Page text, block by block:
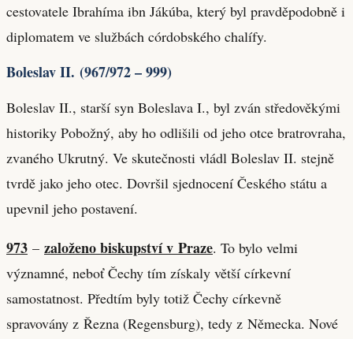
cestovatele Ibrahíma ibn Jákúba, který byl pravděpodobně i
diplomatem ve službách córdobského chalífy.
Boleslav II. (967/972 – 999)
Boleslav II., starší syn Boleslava I., byl zván středověkými
historiky Pobožný, aby ho odlišili od jeho otce bratrovraha,
zvaného Ukrutný. Ve skutečnosti vládl Boleslav II. stejně
tvrdě jako jeho otec. Dovršil sjednocení Českého státu a
upevnil jeho postavení.
973 – založeno biskupství v Praze. To bylo velmi
významné, neboť Čechy tím získaly větší církevní
samostatnost. Předtím byly totiž Čechy církevně
spravovány z Řezna (Regensburg), tedy z Německa. Nové